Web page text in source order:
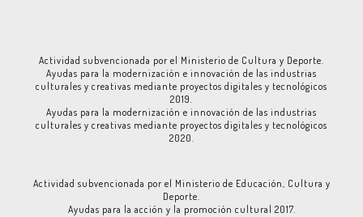
Actividad subvencionada por el Ministerio de Cultura y Deporte.
Ayudas para la modernización e innovación de las industrias
culturales y creativas mediante proyectos digitales y tecnológicos
2019.
Ayudas para la modernización e innovación de las industrias
culturales y creativas mediante proyectos digitales y tecnológicos
2020.
Actividad subvencionada por el Ministerio de Educación, Cultura y
Deporte.
Ayudas para la acción y la promoción cultural 2017.